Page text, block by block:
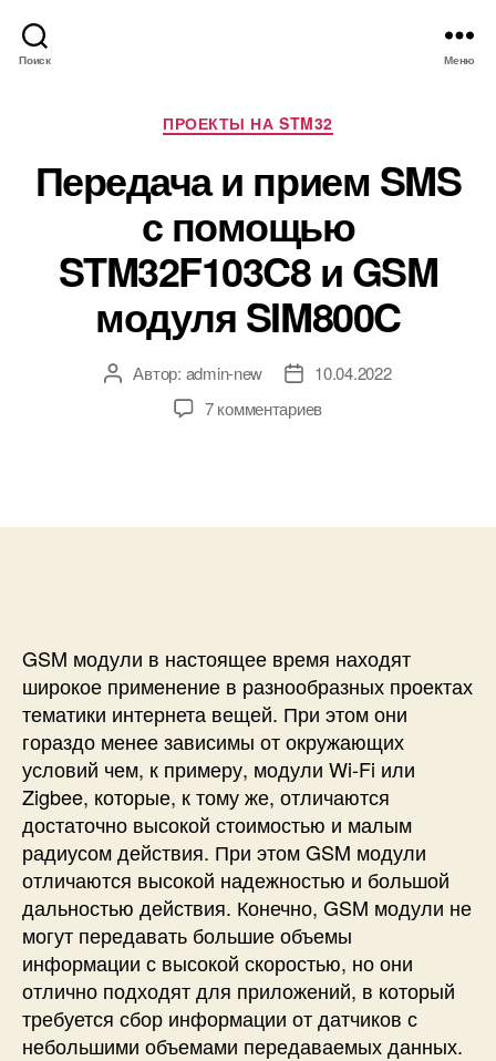
Поиск Меню
Р
у
б
р
и
к
и
ПРОЕКТЫ НА STM32
Передача и прием SMS
с помощью
STM32F103C8 и GSM
модуля SIM800C
А Автор: admin-new
Д
т
10.04.2022
7 комментариевк
с
е
д
а
ч
а
и
п
р
и
м
S
M
S
с
п
о
GSM модули в настоящее время находят
широкое применение в разнообразных проектах
тематики интернета вещей. При этом они
гораздо менее зависимы от окружающих
условий чем, к примеру, модули Wi-Fi или
Zigbee, которые, к тому же, отличаются
достаточно высокой стоимостью и малым
радиусом действия. При этом GSM модули
отличаются высокой надежностью и большой
дальностью действия. Конечно, GSM модули не
могут передавать большие объемы
информации с высокой скоростью, но они
отлично подходят для приложений, в который
требуется сбор информации от датчиков с
небольшими объемами передаваемых данных.